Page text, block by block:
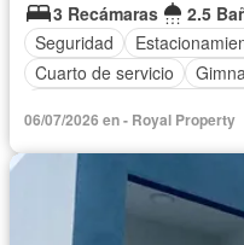
3 Recámaras
2.5
Seguridad
Cuarto de servicio
Sala polivalente
Internet
Circuito cerrado de televisión
Cuarto de Limpieza
Gas natural
06/07/2026 en - Royal Property